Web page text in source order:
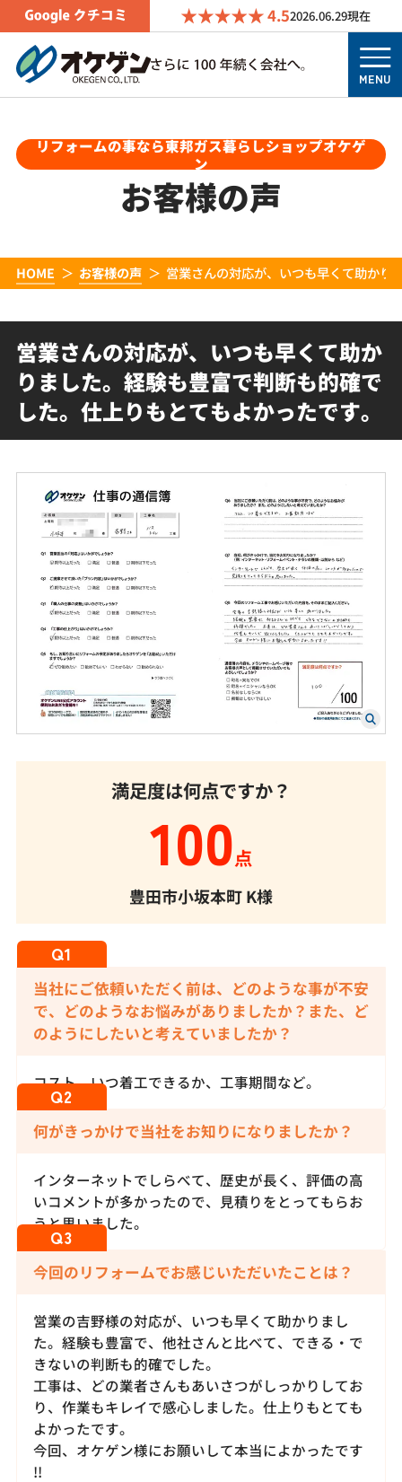
4.52026.06.29現在
MENU
リフォームの事なら東邦ガス暮らしショップオケゲ
ン
お客様の声
HOME お客様の声 営業さんの対応が、いつも早くて助かり
営業さんの対応が、いつも早くて助か
りました。経験も豊富で判断も的確で
した。仕上りもとてもよかったです。
満足度は何点ですか？
100点
豊田市小坂本町K様
当社にご依頼いただく前は、どのような事が不安
で、どのようなお悩みがありましたか？また、ど
のようにしたいと考えていましたか？
コスト、いつ着工できるか、工事期間など。
何がきっかけで当社をお知りになりましたか？
インターネットでしらべて、歴史が長く、評価の高
いコメントが多かったので、見積りをとってもらお
うと思いました。
今回のリフォームでお感じいただいたことは？
営業の吉野様の対応が、いつも早くて助かりまし
た。経験も豊富で、他社さんと比べて、できる・で
きないの判断も的確でした。
工事は、どの業者さんもあいさつがしっかりしてお
り、作業もキレイで感心しました。仕上りもとても
よかったです。
今回、オケゲン様にお願いして本当によかったです
!!